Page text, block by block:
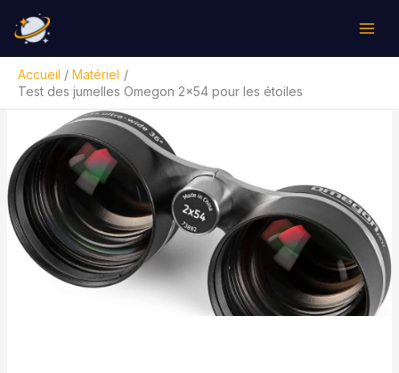
contenu
Accueil
Matériel
Test des jumelles Omegon 2×54 pour les étoiles
Rechercher